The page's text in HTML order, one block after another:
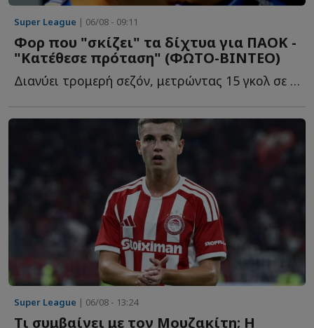
Super League | 06/08 - 09:11
Φορ που "σκίζει" τα δίχτυα για ΠΑΟΚ -
"Κατέθεσε πρόταση" (ΦΩΤΟ-ΒΙΝΤΕΟ)
Διανύει τρομερή σεζόν, μετρώντας 15 γκολ σε ισάριθμα π...
Super League | 06/08 - 13:24
Τι συμβαίνει με τον Μουζακίτη; Η